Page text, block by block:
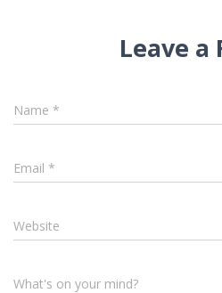
Leave a
Name *
Email *
Website
What's on your mind?